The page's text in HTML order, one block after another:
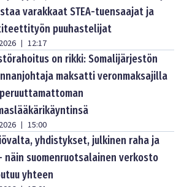
varakkaat STEA-tuensaajat ja
puuhastelijat
| 12:17
on rikki: Somalijärjestön
maksatti veronmaksajilla
| 15:00
yhdistykset, julkinen raha ja
näin suomenruotsalainen verkosto
yhteen